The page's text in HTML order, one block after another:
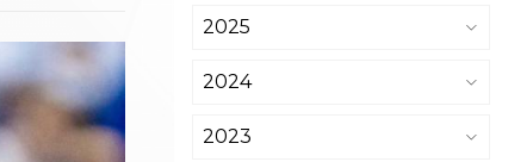
2025
2024
2023